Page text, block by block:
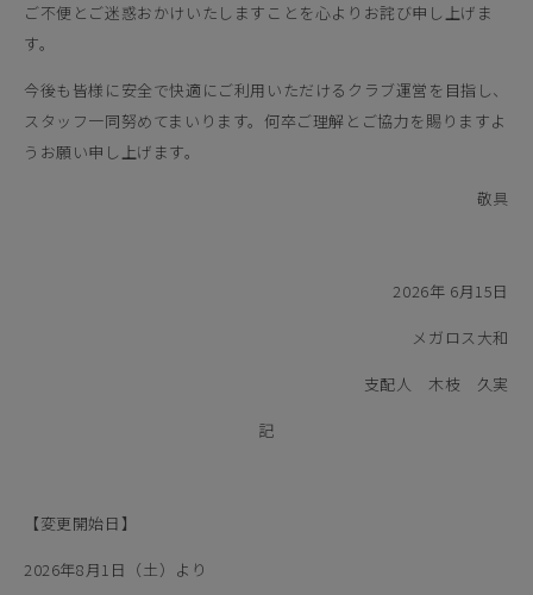
ご不便とご迷惑おかけいたしますことを心よりお詫び申し上げま
す。
今後も皆様に安全で快適にご利用いただけるクラブ運営を目指し、
スタッフ一同努めてまいります。何卒ご理解とご協力を賜りますよ
うお願い申し上げます。
敬具
2026年 6月15日
メガロス大和
支配人 木枝 久実
記
【変更開始日】
2026年8月1日（土）より